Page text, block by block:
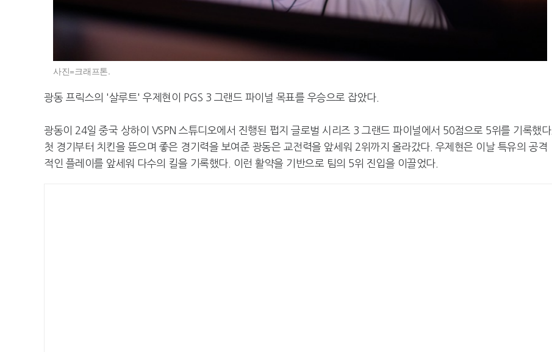
사진=크래프톤.
광동 프릭스의 '살루트' 우제현이 PGS 3 그랜드 파이널 목표를 우승으로 잡았다.
광동이 24일 중국 상하이 VSPN 스튜디오에서 진행된 펍지 글로벌 시리즈 3 그랜드 파이널에서 50점으로 5위를 기록했다.
첫 경기부터 치킨을 뜯으며 좋은 경기력을 보여준 광동은 교전력을 앞세워 2위까지 올라갔다. 우제현은 이날 특유의 공격
적인 플레이를 앞세워 다수의 킬을 기록했다. 이런 활약을 기반으로 팀의 5위 진입을 이끌었다.